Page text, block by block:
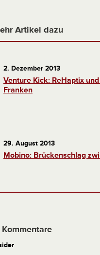
Artikel dazu
2. Dezember 2013
Venture Kick: ReHaptix
Franken
29. August 2013
Mobino: Brückenschlag
Kommentare